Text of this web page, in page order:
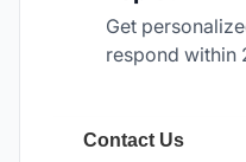
Get
respond within